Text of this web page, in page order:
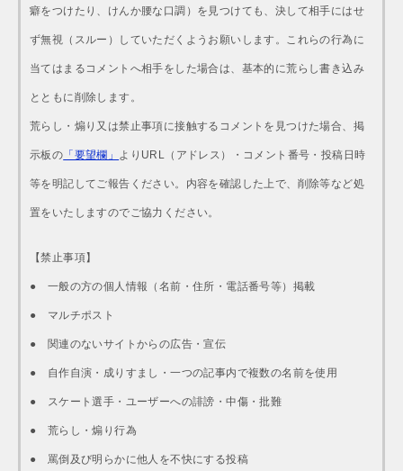
癖をつけたり、けんか腰な口調）を見つけても、決して相手にはせ
ず無視（スルー）していただくようお願いします。これらの行為に
当てはまるコメントへ相手をした場合は、基本的に荒らし書き込み
とともに削除します。
荒らし・煽り又は禁止事項に接触するコメントを見つけた場合、掲
示板の 「要望欄」 よりURL（アドレス）・コメント番号・投稿日時
等を明記してご報告ください。内容を確認した上で、削除等など処
置をいたしますのでご協力ください。
【禁止事項】
● 一般の方の個人情報（名前・住所・電話番号等）掲載
● マルチポスト
● 関連のないサイトからの広告・宣伝
● 自作自演・成りすまし・一つの記事内で複数の名前を使用
● スケート選手・ユーザーへの誹謗・中傷・批難
● 荒らし・煽り行為
● 罵倒及び明らかに他人を不快にする投稿